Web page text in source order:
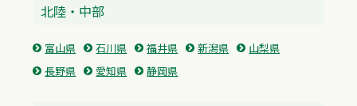
北陸・中部
富山県 石川県 福井県 新潟県
山梨県
長野県
愛知県 静岡県